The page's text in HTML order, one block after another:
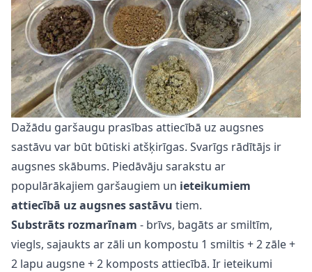
Dažādu garšaugu prasības attiecībā uz augsnes
sastāvu var būt būtiski atšķirīgas. Svarīgs rādītājs ir
augsnes skābums. Piedāvāju sarakstu ar
populārākajiem garšaugiem un ieteikumiem
attiecībā uz augsnes sastāvu tiem.
Substrāts rozmarīnam - brīvs, bagāts ar smiltīm,
viegls, sajaukts ar zāli un kompostu 1 smiltis + 2 zāle +
2 lapu augsne + 2 komposts attiecībā. Ir ieteikumi